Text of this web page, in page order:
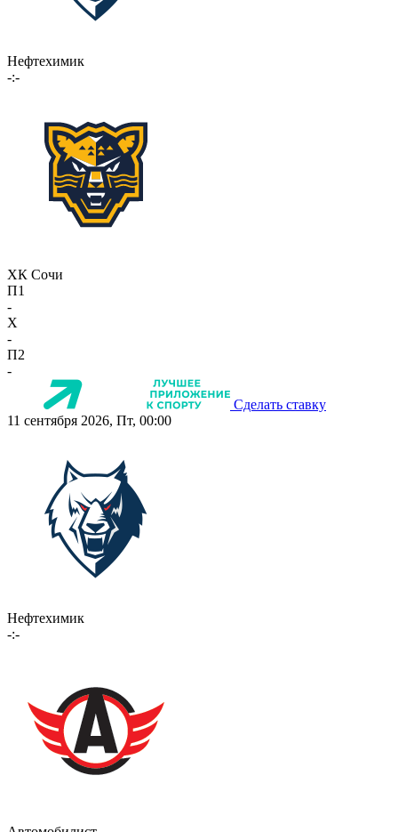
Нефтехимик
-:-
ХК Сочи
П1
-
X
-
П2
-
Сделать ставку
11 сентября 2026, Пт, 00:00
Нефтехимик
-:-